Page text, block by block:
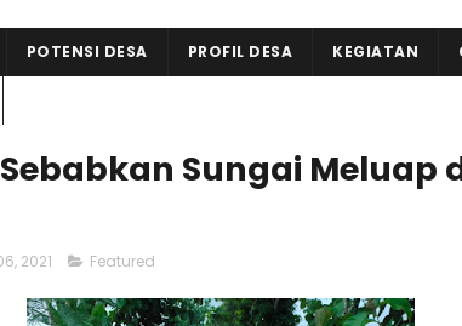
POTENSI DESA PROFIL DESA KEGIATAN
Sungai Meluap
2021 Featured